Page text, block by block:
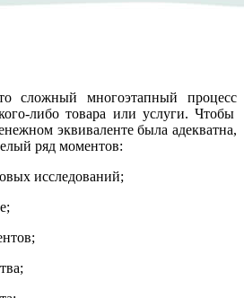
сложный многоэтапный процесс
либо товара или услуги. Чтобы
эквиваленте была адекватна,
ряд моментов:
овых исследований;